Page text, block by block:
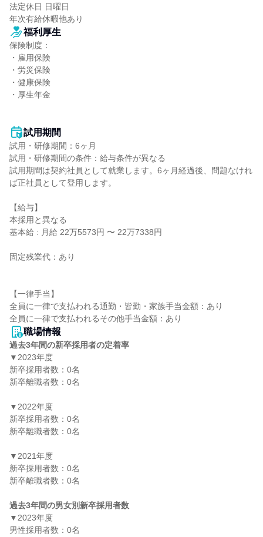
法定休日 日曜日
年次有給休暇他あり
福利厚生
保険制度：
・雇用保険
・労災保険
・健康保険
・厚生年金
試用期間
試用・研修期間：6ヶ月
試用・研修期間の条件：給与条件が異なる
試用期間は契約社員として就業します。6ヶ月経過後、問題なけれ
ば正社員として登用します。
【給与】
本採用と異なる
基本給 : 月給 22万5573円 〜 22万7338円
固定残業代：あり
【一律手当】
全員に一律で支払われる通勤・皆勤・家族手当金額：あり
職場情報
過去3年間の新卒採用者の定着率
▼2023年度
新卒採用者数：0名
新卒離職者数：0名
▼2022年度
新卒採用者数：0名
新卒離職者数：0名
▼2021年度
新卒採用者数：0名
新卒離職者数：0名
過去3年間の男女別新卒採用者数
▼2023年度
男性採用者数：0名